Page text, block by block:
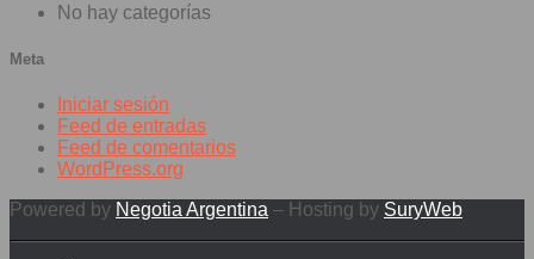
No hay categorías
Meta
Iniciar sesión
Feed de entradas
Feed de comentarios
WordPress.org
Powered by Negotia Argentina – Hosting by SuryWeb